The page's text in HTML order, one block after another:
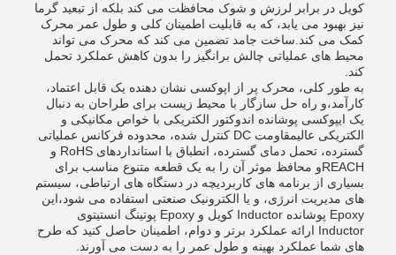
کویل در برابر لرزش و شوک محافظت می کند بلکه از تبعید گرما
نیز بهبود می یابد، که به قابلیت اطمینان کلی و طول عمر محرک
کمک می کند.ساخت جامد تضمین می کند که محرک می تواند
محیط های عملیاتی چالش برانگیز را بدون کاهش عملکرد تحمل
کند.
به طور کلی، محرک پر از اپوکسی نشان دهنده یک قابل اعتماد،
کارآمد،و راه حل سازگار با محیط زیست برای طراحان به دنبال
یک ایپوکسی پوشانده اندوکتور الکتریکی با خواص مکانیکی و
الکتریکی عالیمقاومت DC کنترل شده، محدوده فرکانس عملیاتی
گسترده، تحمل دمای گسترده، انطباق با استانداردهای RoHS و
REACHو محافظ موثر آن را به یک قطعه متنوع مناسب برای
بسیاری از برنامه های کاربردیچه در دستگاه های ارتباطی، سیستم
های مدیریت انرژی، و یا الکترونیک صنعتی استفاده می شود،این
Epoxy پوشانده Inductor کویل و Epoxy پوتینگ انستیتوی
Inductor ارائه عملکرد برتر و دوام، اطمینان حاصل کنید که طرح
های شما عملکرد بهینه و طول عمر را به دست می آورند.